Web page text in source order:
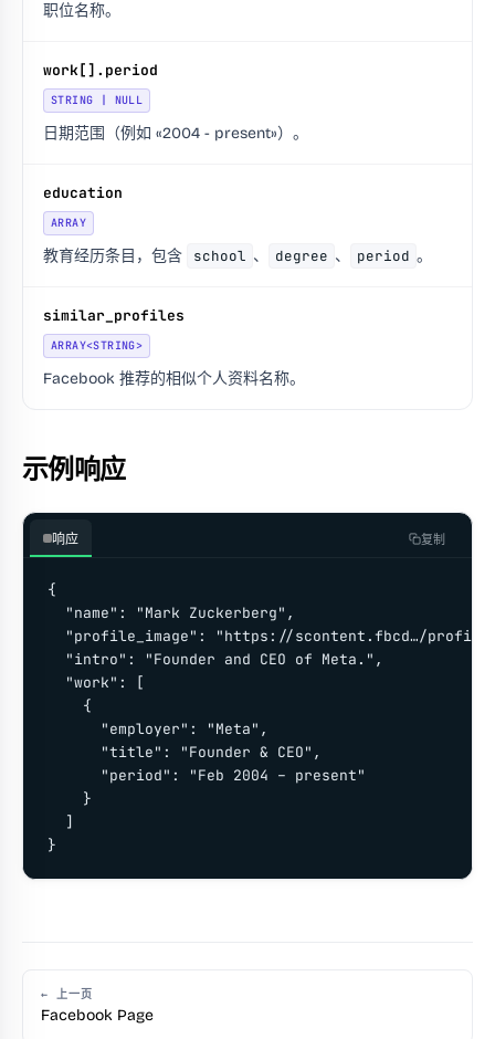
职位名称。
work[].period
STRING | NULL
日期范围（例如 «2004 - present»）。
education
ARRAY
教育经历条目，包含 school 、 degree 、 period 。
similar_profiles
ARRAY<STRING>
Facebook 推荐的相似个人资料名称。
示例响应
响应 复制
{
  "name": "Mark Zuckerberg",
"profile_image": "https://scontent.fbcd…/
  "intro": "Founder and CEO of Meta.",
  "work": [
    {
      "employer": "Meta",
      "title": "Founder & CEO",
      "period": "Feb 2004 – present"
    }
  ]
}
← 上一页
Facebook Page